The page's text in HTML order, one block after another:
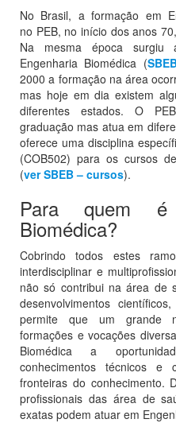
No Brasil, a formação em
no PEB, no início dos anos
Na mesma época surgiu
Engenharia Biomédica (
2000 a formação na área
mas hoje em dia existem
diferentes estados. O
graduação mas atua em
oferece uma disciplina
(COB502) para os cursos
(ver SBEB – cursos).
Para quem é
Biomédica?
Cobrindo todos estes
interdisciplinar e
não só contribui na área de
desenvolvimentos
permite que um grande
formações e vocações
Biomédica a
conhecimentos técnicos
fronteiras do conhecimento.
profissionais das área de
exatas podem atuar em